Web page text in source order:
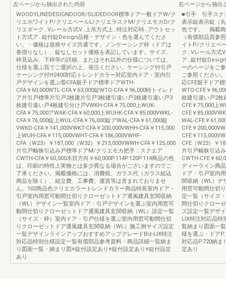
左ページから抽出された内容
WOODYLINEDESIGNDOOR/SLIDEDOOR標準ドア一般ドアW/ク
リエホワイトP/クリエペールL/クリエラスクM/クリエモカD/ク
リエダーク…Vレール方式V…上吊方式上…特注対応特…アウトセッ
ト方式ア…錠付錠Design品種・デザイン・色を選んでくださ
い。・価格は規格サイズ共通です。ノンケーシング枠（ドアは
沓摺りなし）、錠なしセット価格を表記しています。サイズ、
枠見込み、下枠等の詳細、またはそれ以外の仕様については、
仕様を選ぶ頁でご選択の上、発注ください。ケーシング付引戸
ケーシング付H2400対応トレンドカラー対応室内ドア・室内引
戸デザインを選ぶ⑮CFA親子ドア標準ドアWTH-
CFA￥60,000WTL-CFA￥63,000錠WTO-CFA￥96,000特トイレド
ア片引戸標準片引戸2枚建片引戸3枚建引違い戸2枚建引違い戸3
枚建引違い戸4枚建引分け戸VWKH-CFA￥75,000上WUK-
CFA￥75,000アWAK-CFA￥60,000上WUHK-CFA￥85,000VWKL-
CFA￥76,000錠上WUL-CFA￥76,000錠アWAL-CFA￥61,000錠
VWKD-CFA￥141,000VWKT-CFA￥200,000VWHH-CFA￥115,000
上WUH-CFA￥115,000VWHT-CFA￥186,000VWHF-
CFA（W23）￥187,000（W32）￥213,000VWWH-CFA￥125,000
片引戸幅狭引込み戸標準ドアM/クリエモカ把手：スクエア
CWTH-CFA￥60,000木目方向￥60,000P.114P.120P.114商品の色
は、印刷の特性上実物とは多少異なる場合がございますのでご
了承ください。掲載価格には、消費税、ガラス代（ガラス組込
商品を除く）、組立費、工事費、運賃等は含まれておりませ
ん。102商品色クリエカラートレンドカラー商品特長室内ドア・
引戸室内用窓可動間仕切りクローゼットドア通風建具玄関収納
（WL）デザイン一覧室内ドア・引戸デザインを選ぶ室内用窓可
動間仕切りクローゼットドア通風建具玄関収納（WL）設定一覧
（サイズ・枠）室内ドア・引戸仕様を選ぶ室内用窓可動間仕切
りクローゼットドア通風建具玄関収納（WL）施工例サイズ設定
一覧デザインラインアップおすすめアップグレードBiz-LIX特注
対応品特別仕様設定一覧有償部品参考資料・商品詳細一覧納ま
り図面一覧・納まり図※錠付設定あり※錠付設定あり※錠付設定
あり
右ページから抽出
■引手 引手スク
表示錠表示錠（
色です。 掲載商
（有償部品頁参
イトP/クリエペ
ク…Vレール方式
ア…錠付錠
ーのページをご
ご参照ください
応CFE親子ドア
WTO-CFE￥
枚建引違い戸2枚
CFE￥75,000上
CFE￥
WAL-CFE￥
CFE￥
CFE￥
CFE（W23）￥
片引戸幅狭引込
CWTH-CFE￥
ディーライン商
ドア・引戸室内
関収納（WL）デ
用窓可動間仕切
定一覧（サイズ
間仕切りクロー
ズ設定一覧デザ
LIX特注対応品特
覧納まり図面一
様を選ぶ・ドア
対応品P.720納ま
定あり